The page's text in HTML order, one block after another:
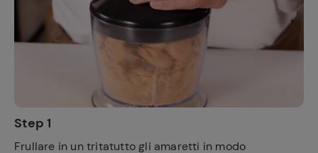
Step 1
Frullare in un tritatutto gli amaretti in modo